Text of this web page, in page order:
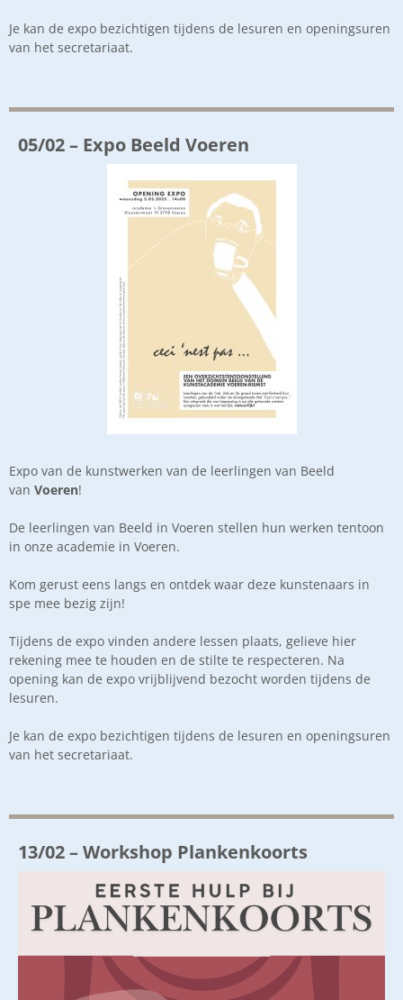
Je kan de expo bezichtigen tijdens de lesuren en openingsuren
van het secretariaat.
05/02 – Expo Beeld Voeren
Expo van de kunstwerken van de leerlingen van Beeld
van Voeren!
De leerlingen van Beeld in Voeren stellen hun werken tentoon
in onze academie in Voeren.
Kom gerust eens langs en ontdek waar deze kunstenaars in
spe mee bezig zijn!
Tijdens de expo vinden andere lessen plaats, gelieve hier
rekening mee te houden en de stilte te respecteren. Na
opening kan de expo vrijblijvend bezocht worden tijdens de
lesuren.
Je kan de expo bezichtigen tijdens de lesuren en openingsuren
van het secretariaat.
13/02 – Workshop Plankenkoorts